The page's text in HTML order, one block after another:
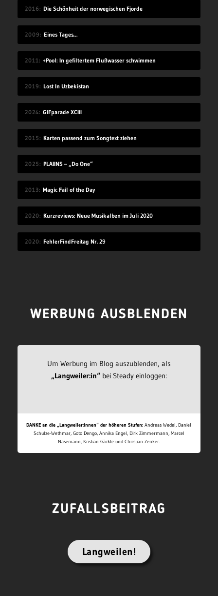
2016 Die Schönheit der norwegischen Fjorde
2009 Eines Tages…
2011 +Pool: In gefiltertem Flußwasser schwimmen
2019 Lost In Uzbekistan
2024 GIFparade XCIII
2015 Karten passend zum Songtext ziehen
2025 PLAIINS – „Do One“
2013 Magic Fail of the Day
2020 Kurzreviews: Neue Musikalben im Juli 2020
2020 FehlerFindFreitag Nr. 29
WERBUNG AUSBLENDEN
Um Werbung im Blog auszublenden, als
„Langweiler:in“bei Steady einloggen:
DANKE an die „Langweiler:innen“ der höheren Stufen: Andreas Wedel, Daniel
Schulze-Wethmar, Goto Dengo, Annika Engel, Dirk Zimmermann, Marcel
Nasemann, Kristian Gäckle und Christian Zenker.
ZUFALLSBEITRAG
Langweilen!